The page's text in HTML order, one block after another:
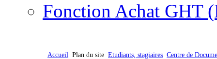
Fonction Achat GHT
Accueil Plan du site Etudiants, stagiaires Centre de